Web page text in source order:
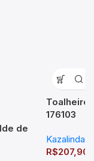
de
Toalheiro
176103
Kazalinda
R$207,90